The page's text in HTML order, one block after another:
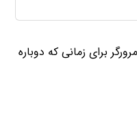
برای زمانی که دوباره